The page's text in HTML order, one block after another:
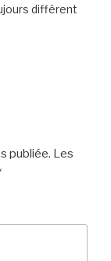
différent
publiée. Les